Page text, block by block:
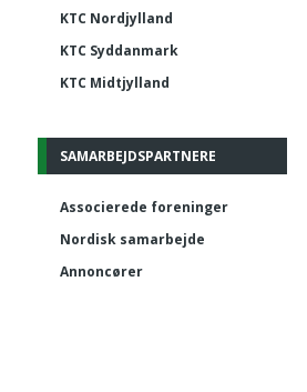
KTC Nordjylland
KTC Syddanmark
KTC Midtjylland
SAMARBEJDSPARTNERE
Associerede foreninger
Nordisk samarbejde
Annoncører